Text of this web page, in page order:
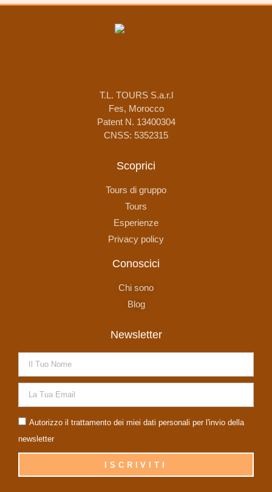
T.L. TOURS S.a.r.l
Fes, Morocco
Patent N. 13400304
CNSS: 5352315
Scoprici
Tours di gruppo
Tours
Esperienze
Privacy policy
Conoscici
Chi sono
Blog
Newsletter
Autorizzo il trattamento dei miei dati personali per l'invio della
newsletter
ISCRIVITI